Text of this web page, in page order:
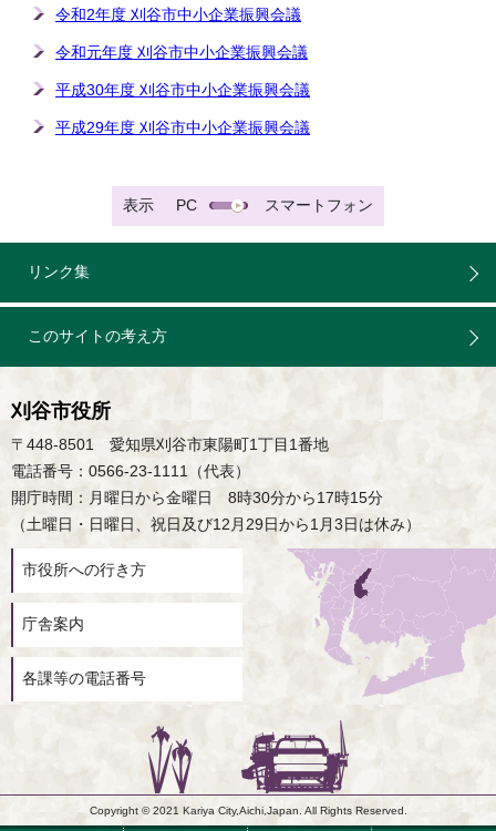
令和2年度 刈谷市中小企業振興会議
令和元年度 刈谷市中小企業振興会議
平成30年度 刈谷市中小企業振興会議
平成29年度 刈谷市中小企業振興会議
表示 PC スマートフォン
リンク集
このサイトの考え方
刈谷市役所
〒448-8501 愛知県刈谷市東陽町1丁目1番地
電話番号：0566-23-1111（代表）
開庁時間：月曜日から金曜日 8時30分から17時15分
（土曜日・日曜日、祝日及び12月29日から1月3日は休み）
市役所への行き方
庁舎案内
各課等の電話番号
Copyright © 2021 Kariya City,Aichi,Japan. All Rights Reserved.